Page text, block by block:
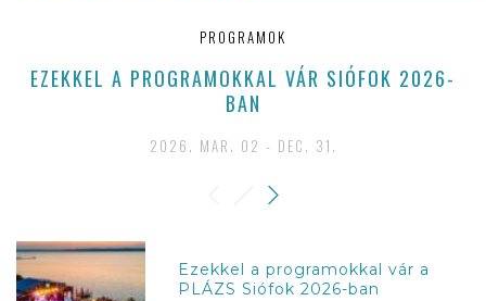
PROGRAMOK
EZEKKEL A PROGRAMOKKAL VÁR SIÓFOK 2026-
BAN
2026. MAR. 02 - DEC. 31.
Ezekkel a programokkal vár a
PLÁZS Siófok 2026-ban